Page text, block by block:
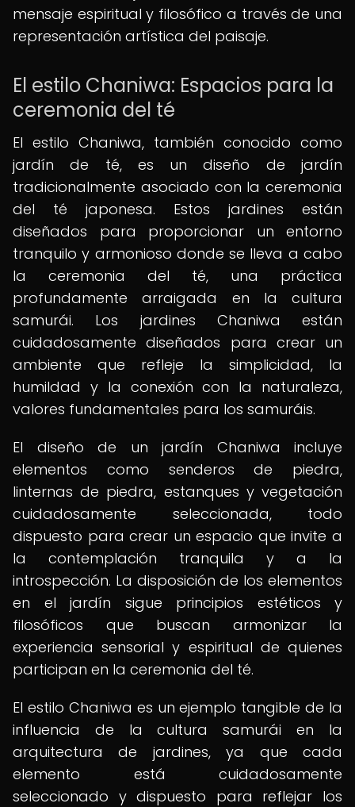
mensaje espiritual y filosófico a través de una
representación artística del paisaje.
El estilo Chaniwa: Espacios para la
ceremonia del té
El estilo Chaniwa, también conocido como
jardín de té, es un diseño de jardín
tradicionalmente asociado con la ceremonia
del té japonesa. Estos jardines están
diseñados para proporcionar un entorno
tranquilo y armonioso donde se lleva a cabo
la ceremonia del té, una práctica
profundamente arraigada en la cultura
samurái. Los jardines Chaniwa están
cuidadosamente diseñados para crear un
ambiente que refleje la simplicidad, la
humildad y la conexión con la naturaleza,
valores fundamentales para los samuráis.
El diseño de un jardín Chaniwa incluye
elementos como senderos de piedra,
linternas de piedra, estanques y vegetación
cuidadosamente seleccionada, todo
dispuesto para crear un espacio que invite a
la contemplación tranquila y a la
introspección. La disposición de los elementos
en el jardín sigue principios estéticos y
filosóficos que buscan armonizar la
experiencia sensorial y espiritual de quienes
participan en la ceremonia del té.
El estilo Chaniwa es un ejemplo tangible de la
influencia de la cultura samurái en la
arquitectura de jardines, ya que cada
elemento está cuidadosamente
seleccionado y dispuesto para reflejar los